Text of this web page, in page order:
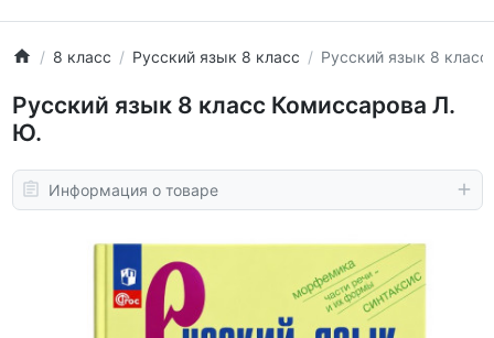
8 класс Русский язык 8 класс Русский язык 8
Русский язык 8 класс Комиссарова Л.
Ю.
Информация о товаре